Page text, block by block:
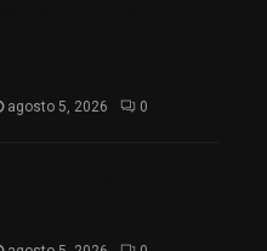
agosto 5, 2026 0